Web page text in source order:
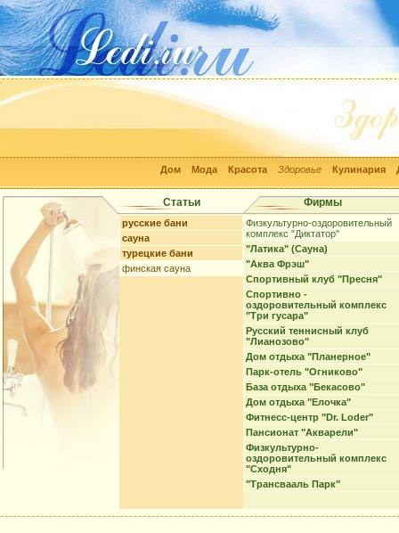
Дом Мода Красота Здоровье Кулинария
Статьи Фирмы
русские бани
сауна
турецкие бани
финская сауна
Физкультурно-оздоровительный
комплекс "Диктатор"
"Латика" (Сауна)
"Аква Фрэш"
Спортивный клуб "Пресня"
Спортивно -
оздоровительный комплекс
"Три гусара"
Русский теннисный клуб
"Лианозово"
Дом отдыха "Планерное"
Парк-отель "Огниково"
База отдыха "Бекасово"
Дом отдыха "Елочка"
Фитнесс-центр "Dr. Loder"
Пансионат "Акварели"
Физкультурно-
оздоровительный комплекс
"Сходня"
"Трансвааль Парк"